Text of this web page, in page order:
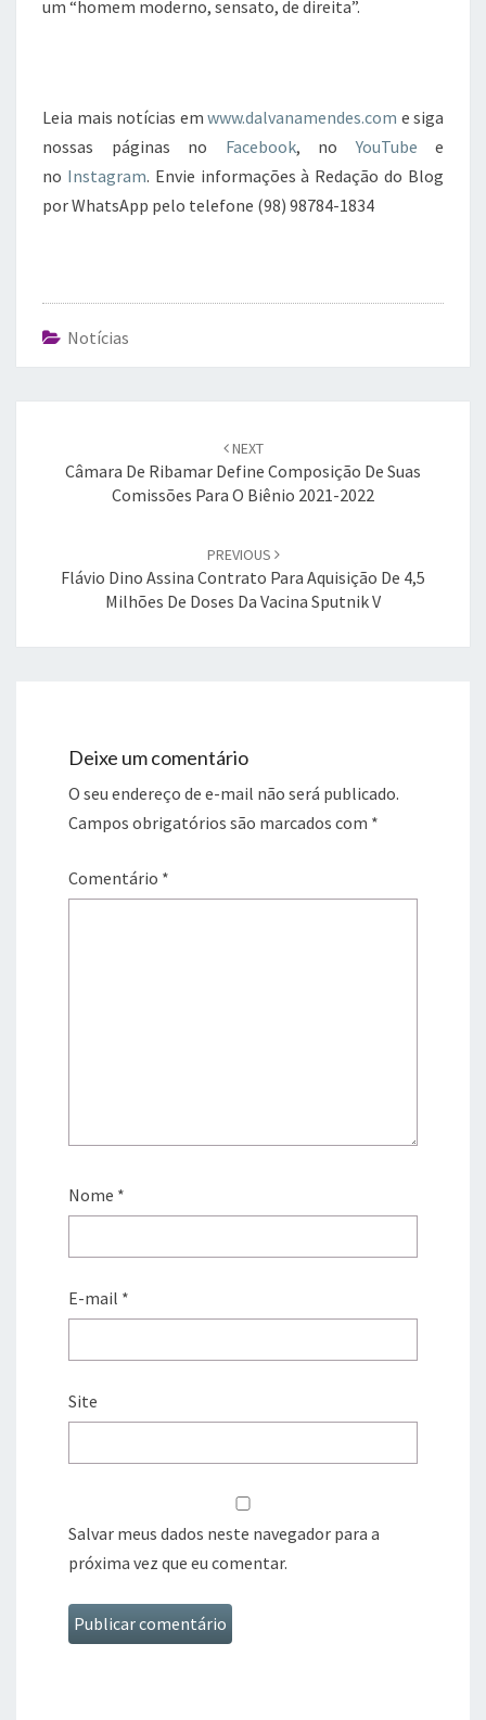
um “homem moderno, sensato, de direita”.
Leia mais notícias em www.dalvanamendes.com e siga
nossas páginas no Facebook, noYouTube e
no Instagram. Envie informações à Redação do Blog
por WhatsApp pelo telefone (98) 98784-1834
Notícias
NEXT
Câmara De Ribamar Define Composição De Suas
Comissões Para O Biênio 2021-2022
PREVIOUS
Flávio Dino Assina Contrato Para Aquisição De 4,5
Milhões De Doses Da Vacina Sputnik V
Deixe um comentário
O seu endereço de e-mail não será publicado.
Campos obrigatórios são marcados com *
Comentário *
Nome *
E-mail *
Site
Salvar meus dados neste navegador para a
próxima vez que eu comentar.